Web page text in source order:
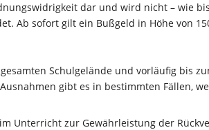
dar und wird nicht – wie
Ab sofort gilt ein Bußgeld in Höhe von
Schulgelände und vorläufig bis
gibt es in bestimmten Fällen,
Unterricht zur Gewährleistung der